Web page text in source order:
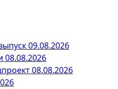
09.08.2026
08.08.2026
08.08.2026